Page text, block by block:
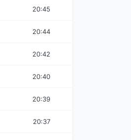
20:45
20:44
20:42
20:40
20:39
20:37